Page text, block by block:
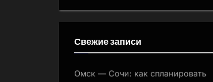
Свежие записи
Омск — Сочи: как спланировать